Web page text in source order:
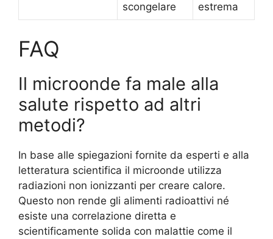
scongelare
estrema
FAQ
Il microonde fa male alla
salute rispetto ad altri
metodi?
In base alle spiegazioni fornite da esperti e alla
letteratura scientifica il microonde utilizza
radiazioni non ionizzanti per creare calore.
Questo non rende gli alimenti radioattivi né
esiste una correlazione diretta e
scientificamente solida con malattie come il